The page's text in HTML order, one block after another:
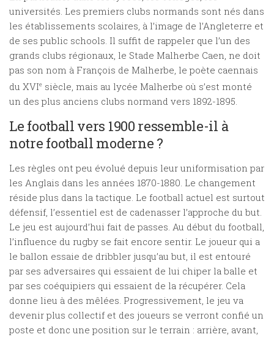
universités. Les premiers clubs normands sont nés dans
les établissements scolaires, à l’image de l’Angleterre et
de ses public schools. Il suffit de rappeler que l’un des
grands clubs régionaux, le Stade Malherbe Caen, ne doit
pas son nom à François de Malherbe, le poète caennais
du XVIe siècle, mais au lycée Malherbe où s’est monté
un des plus anciens clubs normand vers 1892-1895.
Le football vers 1900 ressemble-il à
notre football moderne ?
Les règles ont peu évolué depuis leur uniformisation par
les Anglais dans les années 1870-1880. Le changement
réside plus dans la tactique. Le football actuel est surtout
défensif, l’essentiel est de cadenasser l’approche du but.
Le jeu est aujourd’hui fait de passes. Au début du football,
l’influence du rugby se fait encore sentir. Le joueur qui a
le ballon essaie de dribbler jusqu’au but, il est entouré
par ses adversaires qui essaient de lui chiper la balle et
par ses coéquipiers qui essaient de la récupérer. Cela
donne lieu à des mêlées. Progressivement, le jeu va
devenir plus collectif et des joueurs se verront confié un
poste et donc une position sur le terrain : arrière, avant,